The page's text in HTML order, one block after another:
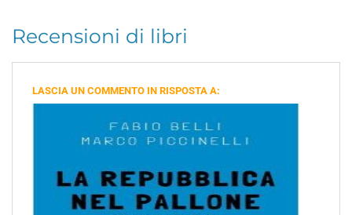
Recensioni di libri
LASCIA UN COMMENTO IN RISPOSTA A: